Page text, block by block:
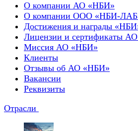
О компании АО «НБИ»
О компании ООО «НБИ-
Достижения и награды
Лицензии и сертификаты
Миссия АО «НБИ»
Клиенты
Отзывы об АО «НБИ»
Вакансии
Реквизиты
Отрасли